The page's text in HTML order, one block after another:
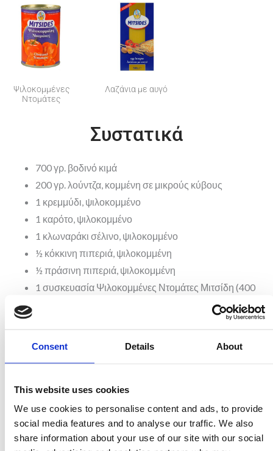
Consent Details About
This website uses cookies
We use cookies to personalise content and ads, to provide
social media features and to analyse our traffic. We also
share information about your use of our site with our social
Ψιλοκομμένες
Nτομάτες
Λαζάνια με αυγό
Συστατικά
700 γρ. βοδινό κιμά
200 γρ. λούντζα, κομμένη σε μικρούς κύβους
1 κρεμμύδι, ψιλοκομμένο
1 καρότο, ψιλοκομμένο
1 κλωναράκι σέλινο, ψιλοκομμένο
½ κόκκινη πιπεριά, ψιλοκομμένη
½ πράσινη πιπεριά, ψιλοκομμένη
1 συσκευασία Ψιλοκομμένες Ντομάτες Μιτσίδη (400
⅓ φλιτζάνι τριμμένη παρμεζάνα